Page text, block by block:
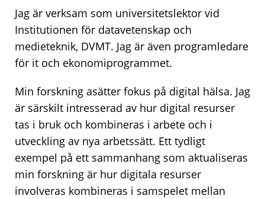
Jag är verksam som universitetslektor vid
Institutionen för datavetenskap och
medieteknik, DVMT. Jag är även programledare
för it och ekonomiprogrammet.
Min forskning asätter fokus på digital hälsa. Jag
är särskilt intresserad av hur digital resurser
tas i bruk och kombineras i arbete och i
utveckling av nya arbetssätt. Ett tydligt
exempel på ett sammanhang som aktualiseras
min forskning är hur digitala resurser
involveras kombineras i samspelet mellan